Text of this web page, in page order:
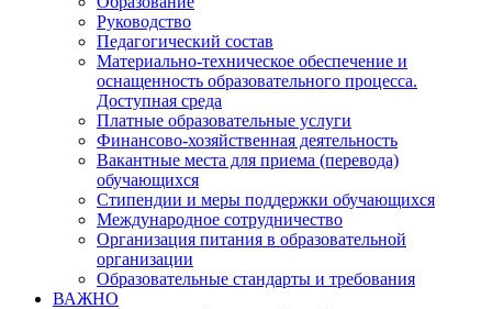
Руководство
Педагогический состав
Материально-техническое обеспечение и
оснащенность образовательного процесса.
Доступная среда
Платные образовательные услуги
Финансово-хозяйственная деятельность
Вакантные места для приема (перевода)
обучающихся
Стипендии и меры поддержки обучающихся
Международное сотрудничество
Организация питания в образовательной
организации
Образовательные стандарты и требования
ВАЖНО